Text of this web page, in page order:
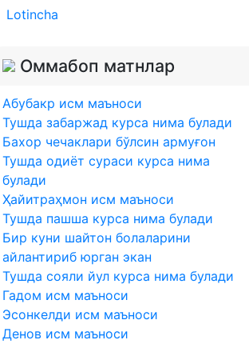
Lotincha
Оммабоп матнлар
Абубакр исм маъноси
Тушда забаржад курса нима булади
Бахор чечаклари бўлсин армуғон
Тушда одиёт сураси курса нима
булади
Ҳайитраҳмон исм маъноси
Тушда пашша курса нима булади
Бир куни шайтон болаларини
айлантириб юрган экан
Тушда сояли йул курса нима булади
Гадом исм маъноси
Эсонкелди исм маъноси
Денов исм маъноси